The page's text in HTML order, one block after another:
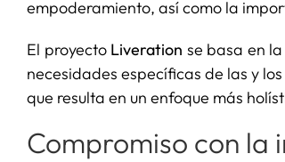
empoderamiento, así como la
El proyecto Liveration se basa en
necesidades específicas de las y
que resulta en un enfoque más
Compromiso con la